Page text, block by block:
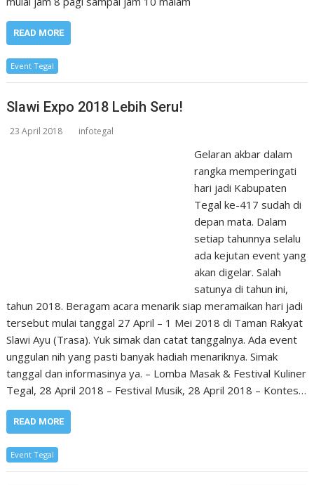
READ MORE
Event Tegal
Slawi Expo 2018 Lebih Seru!
23 April 2018 infotegal
Gelaran akbar dalam
rangka memperingati
hari jadi Kabupaten
Tegal ke-417 sudah di
depan mata. Dalam
setiap tahunnya selalu
ada kejutan event yang
akan digelar. Salah
satunya di tahun ini,
tahun 2018. Beragam acara menarik siap meramaikan hari jadi
tersebut mulai tanggal 27 April – 1 Mei 2018 di Taman Rakyat
Slawi Ayu (Trasa). Yuk simak dan catat tanggalnya. Ada event
unggulan nih yang pasti banyak hadiah menariknya. Simak
tanggal dan informasinya ya. – Lomba Masak & Festival Kuliner
Tegal, 28 April 2018 – Festival Musik, 28 April 2018 – Kontes…
READ MORE
Event Tegal